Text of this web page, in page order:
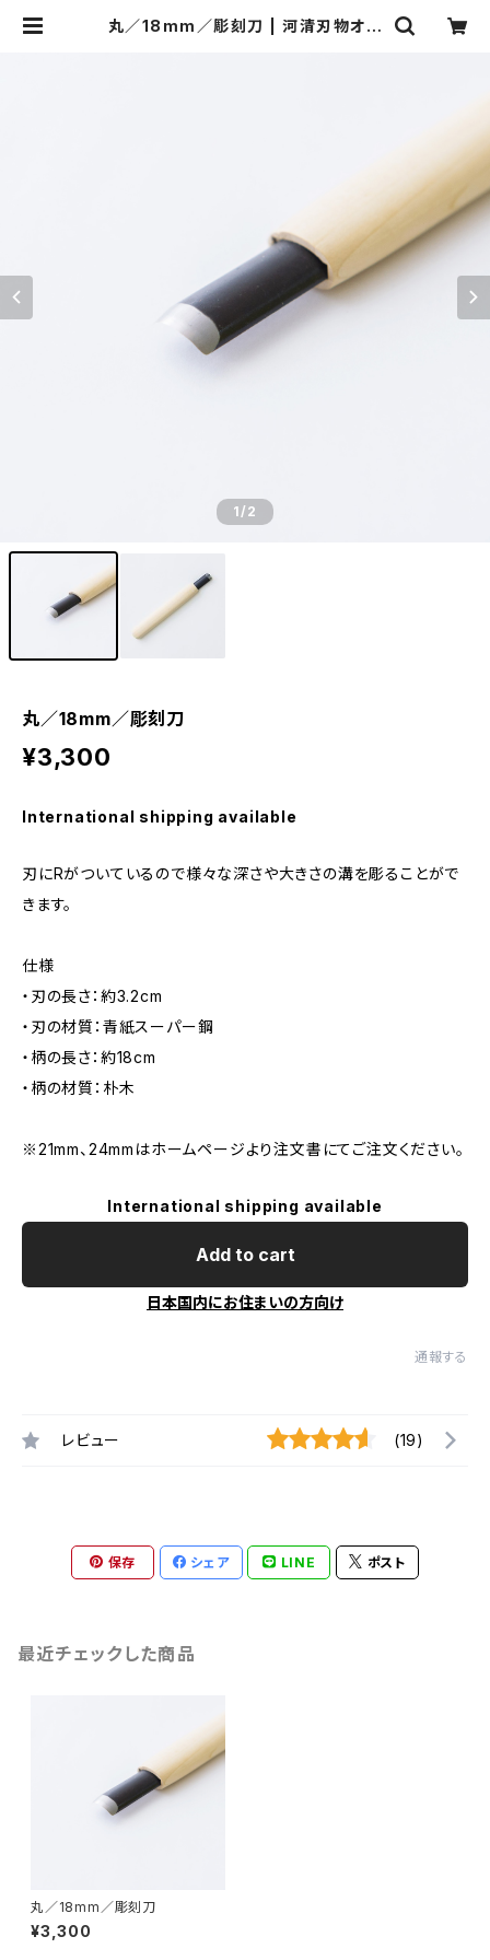
丸／18mm／彫刻刀 | 河清刃物オン
1/2
丸／18mm／彫刻刀
¥3,300
International shipping available
刃にRがついているので様々な深さや大きさの溝を彫ることがで
きます。
仕様
・刃の長さ：約3.2cm
・刃の材質：青紙スーパー鋼
・柄の長さ：約18cm
・柄の材質：朴木
※21mm、24mmはホームページより注文書にてご注文ください。
International shipping available
Add to cart
日本国内にお住まいの方向け
通報する
レビュー (19)
保存 シェア LINE ポスト
最近チェックした商品
丸／18mm／彫刻刀
¥3,300